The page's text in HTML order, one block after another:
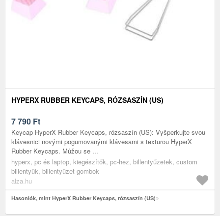
HYPERX RUBBER KEYCAPS, RÓZSASZÍN (US)
7 790 Ft
Keycap HyperX Rubber Keycaps, rózsaszín (US): Vyšperkujte svou
klávesnici novými pogumovanými klávesami s texturou HyperX
Rubber Keycaps. Můžou se ...
hyperx, pc és laptop, kiegészítők, pc-hez, billentyűzetek, custom
billentyűk, billentyűzet gombok
alza.hu
Hasonlók, mint HyperX Rubber Keycaps, rózsaszín (US)